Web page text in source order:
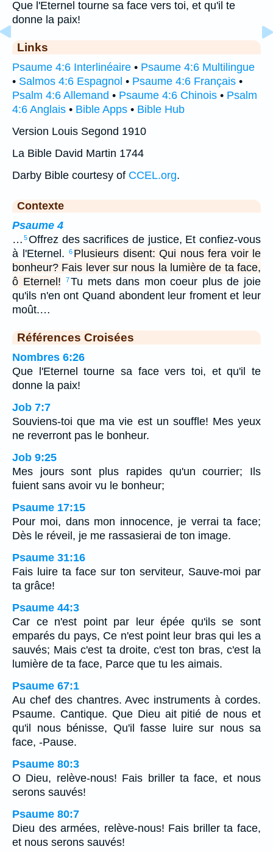
Que l'Eternel tourne sa face vers toi, et qu'il te
donne la paix!
Links
Psaume 4:6 Interlinéaire • Psaume 4:6 Multilingue
• Salmos 4:6 Espagnol • Psaume 4:6 Français •
Psalm 4:6 Allemand • Psaume 4:6 Chinois • Psalm
4:6 Anglais • Bible Apps • Bible Hub
Version Louis Segond 1910
La Bible David Martin 1744
Darby Bible courtesy of CCEL.org.
Contexte
Psaume 4
… 5Offrez des sacrifices de justice, Et confiez-vous
à l'Eternel.
6 Plusieurs disent: Qui nous fera voir le
bonheur? Fais lever sur nous la lumière de ta face,
ô Eternel!
7Tu mets dans mon coeur plus de joie
qu'ils n'en ont Quand abondent leur froment et leur
moût.…
Références Croisées
Nombres 6:26
Que l'Eternel tourne sa face vers toi, et qu'il te
donne la paix!
Job 7:7
Souviens-toi que ma vie est un souffle! Mes yeux
ne reverront pas le bonheur.
Job 9:25
Mes jours sont plus rapides qu'un courrier; Ils
fuient sans avoir vu le bonheur;
Psaume 17:15
Pour moi, dans mon innocence, je verrai ta face;
Dès le réveil, je me rassasierai de ton image.
Psaume 31:16
Fais luire ta face sur ton serviteur, Sauve-moi par
ta grâce!
Psaume 44:3
Car ce n'est point par leur épée qu'ils se sont
emparés du pays, Ce n'est point leur bras qui les a
sauvés; Mais c'est ta droite, c'est ton bras, c'est la
lumière de ta face, Parce que tu les aimais.
Psaume 67:1
Au chef des chantres. Avec instruments à cordes.
Psaume. Cantique. Que Dieu ait pitié de nous et
qu'il nous bénisse, Qu'il fasse luire sur nous sa
face, -Pause.
Psaume 80:3
O Dieu, relève-nous! Fais briller ta face, et nous
serons sauvés!
Psaume 80:7
Dieu des armées, relève-nous! Fais briller ta face,
et nous serons sauvés!